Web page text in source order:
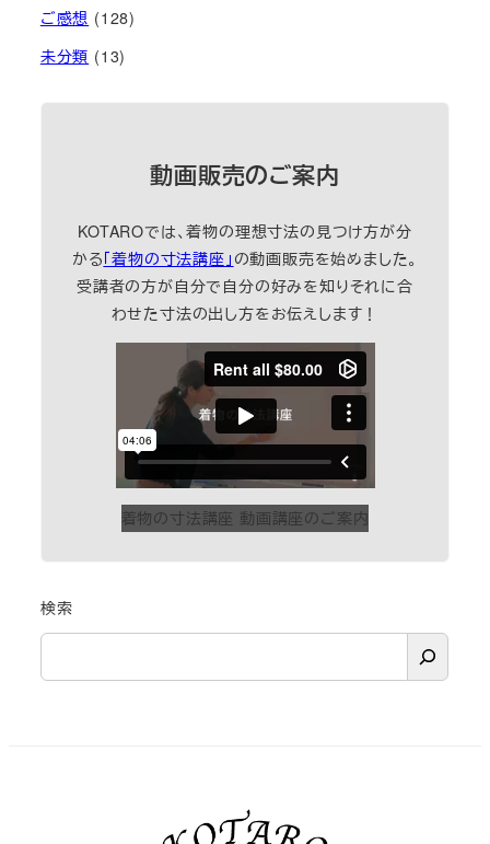
ご感想 (128)
未分類 (13)
動画販売のご案内
KOTAROでは、着物の理想寸法の見つけ方が分
かる「着物の寸法講座」 の動画販売を始めました。
受講者の方が自分で自分の好みを知りそれに合
わせた寸法の出し方をお伝えします！
着物の寸法講座 動画講座のご案内
検索